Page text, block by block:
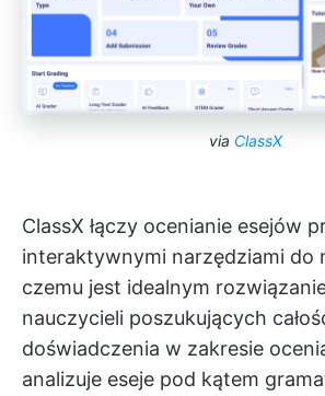
via ClassX
ClassX łączy ocenianie esejów
interaktywnymi narzędziami do
czemu jest idealnym
nauczycieli poszukujących
doświadczenia w zakresie
analizuje eseje pod kątem